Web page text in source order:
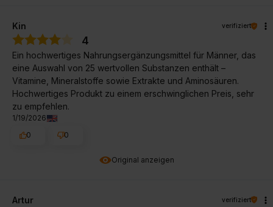
Original anzeigen
Kin verifiziert
4
Ein hochwertiges Nahrungsergänzungsmittel für Männer, das
eine Auswahl von 25 wertvollen Substanzen enthält –
Vitamine, Mineralstoffe sowie Extrakte und Aminosäuren.
Hochwertiges Produkt zu einem erschwinglichen Preis, sehr
zu empfehlen.
1/19/2026
0
0
Artur verifiziert